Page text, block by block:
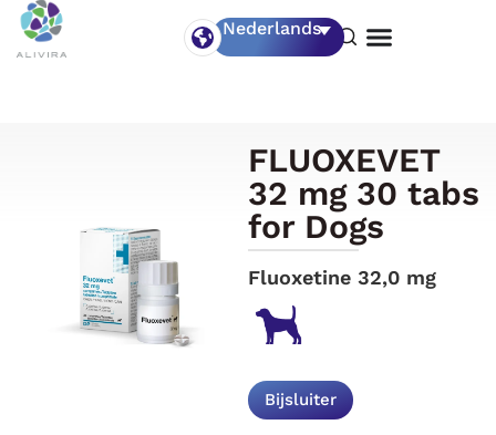
Nederlands
FLUOXEVET
32 mg 30 tabs
for Dogs
Fluoxetine 32,0 mg
Bijsluiter